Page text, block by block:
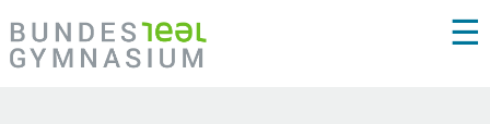
☰